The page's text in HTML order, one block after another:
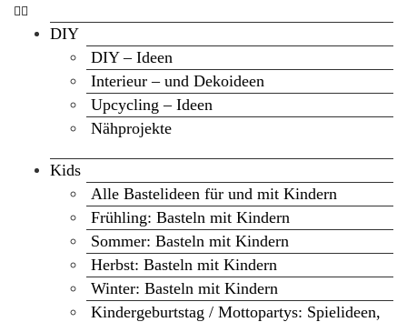
DIY
DIY – Ideen
Interieur – und Dekoideen
Upcycling – Ideen
Nähprojekte
Kids
Alle Bastelideen für und mit Kindern
Frühling: Basteln mit Kindern
Sommer: Basteln mit Kindern
Herbst: Basteln mit Kindern
Winter: Basteln mit Kindern
Kindergeburtstag / Mottopartys: Spielideen,